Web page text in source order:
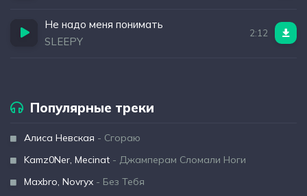
Не надо меня понимать
SLEEPY
2:12
Популярные треки
Алиса Невская - Сгораю
Kamz0Ner, Mecinat - Джамперам Сломали Ноги
Maxbro, Novryx - Без Тебя